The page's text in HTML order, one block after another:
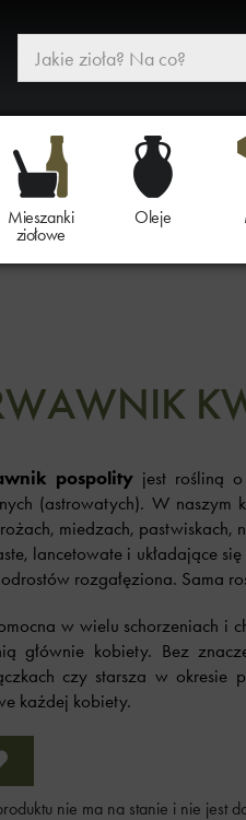
Mieszanki
ziołowe
Oleje
pospolityjest rośliną o
(astrowatych). W
miedzach, pastwiskach,
lancetowate i układające
rozgałęziona. Sama
w wielu schorzeniach i
głównie kobiety. Bez
czy starsza w okresie
każdej kobiety.
nie ma na stanie i nie jest